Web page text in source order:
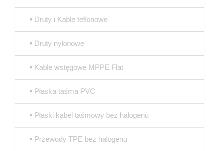
Druty i Kable teflonowe
Druty nylonowe
Kable wstęgowe MPPE Flat
Płaska taśma PVC
Płaski kabel taśmowy bez halogenu
Przewody TPE bez halogenu